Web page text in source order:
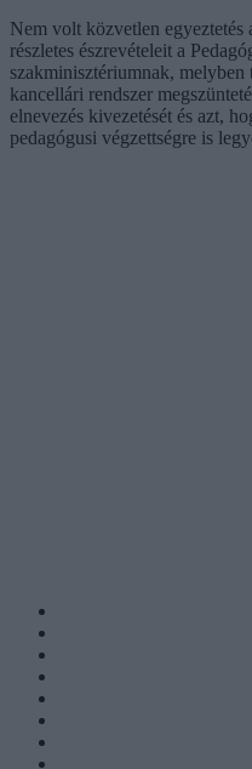
Nem volt közvetlen
részletes észrevételeit a
szakminisztériumnak,
kancellári rendszer
elnevezés kivezetését és azt,
pedagógusi végzettségre is